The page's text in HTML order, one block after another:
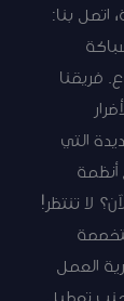
اتصل بنا:
مشاكل السباكة
ساعة طوال أيام الأسبوع. فريقنا
التي
لا تنتظر!
العمل